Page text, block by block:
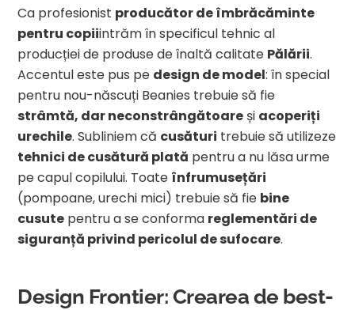
Ca profesionist producător de îmbrăcăminte
pentru copiiintrăm în specificul tehnic al
producției de produse de înaltă calitate Pălării.
Accentul este pus pe design de model: în special
pentru nou-născuți Beanies trebuie să fie
strâmtă, dar neconstrângătoare și acoperiți
urechile. Subliniem că cusături trebuie să utilizeze
tehnici de cusătură plată pentru a nu lăsa urme
pe capul copilului. Toate înfrumusețări
(pompoane, urechi mici) trebuie să fie bine
cusute pentru a se conforma reglementări de
siguranță privind pericolul de sufocare.
Design Frontier: Crearea de best-